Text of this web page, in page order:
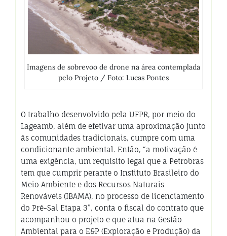
Imagens de sobrevoo de drone na área contemplada
pelo Projeto / Foto: Lucas Pontes
O trabalho desenvolvido pela UFPR, por meio do
Lageamb, além de efetivar uma aproximação junto
às comunidades tradicionais, cumpre com uma
condicionante ambiental. Então, “a motivação é
uma exigência, um requisito legal que a Petrobras
tem que cumprir perante o Instituto Brasileiro do
Meio Ambiente e dos Recursos Naturais
Renováveis (IBAMA), no processo de licenciamento
do Pré-Sal Etapa 3”, conta o fiscal do contrato que
acompanhou o projeto e que atua na Gestão
Ambiental para o E&P (Exploração e Produção) da